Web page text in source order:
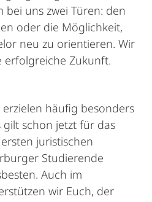
uns zwei Türen: den
oder die Möglichkeit,
neu zu orientieren. Wir
erfolgreiche Zukunft.
häufig besonders
gilt schon jetzt für das
juristischen
Studierende
Auch im
wir Euch, der